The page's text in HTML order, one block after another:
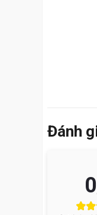
Đánh
0